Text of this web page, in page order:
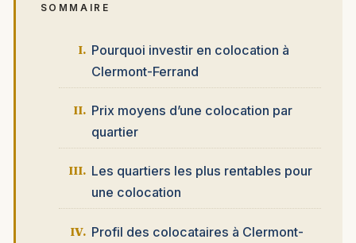
SOMMAIRE
Pourquoi investir en colocation à
Clermont-Ferrand
Prix moyens d’une colocation par
quartier
Les quartiers les plus rentables pour
une colocation
Profil des colocataires à Clermont-